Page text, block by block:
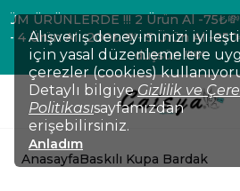
Alışveriş deneyiminizi
için yasal düzenlemelere
çerezler (cookies)
Detaylı bilgiye Gizlilik ve
Politikasısayfamızdan
erişebilirsiniz.
Anladım
💸TÜM ÜRÜNLERDE !!! 2 Ürün Al -
💸- 4 Ürün Al -200₺ 💸- 5 Ürün Al
düşsün !!!💸
AnasayfaBaskılı Kupa Bardak